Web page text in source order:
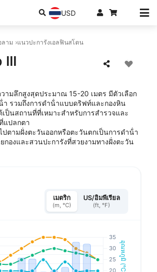
USD
ลาม แนวปะการังเอลฟินสโตน
III
ามลึกสูงสุดประมาณ 15-20 เมตร มีตัวเลือก
า รวมถึงการดําน้ําแบบดริฟท์และกองหิน
เป็นสถานที่ที่เหมาะสําหรับการสํารวจและ
แปลกตา
ตามฝั่งตะวันออกหรือตะวันตกเป็นการดําน้ํา
องและสวนปะการังที่สวยงามทางฝั่งตะวัน
เมตริก
(m, °C)
US/อิมพีเรียล
(ft, °F)